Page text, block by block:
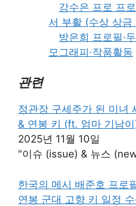
강수은 프로 프
서 부활 (수상 상금
방은희 프로필·
모그래피·작품활동
관련
정관장 구세주가 된 미녀
& 연봉 키 (ft. 엄마 기남
2025년 11월 10일
"이슈 (issue) & 뉴스
한국의 메시 배준호 프로
연봉 군대 고향 키 일정